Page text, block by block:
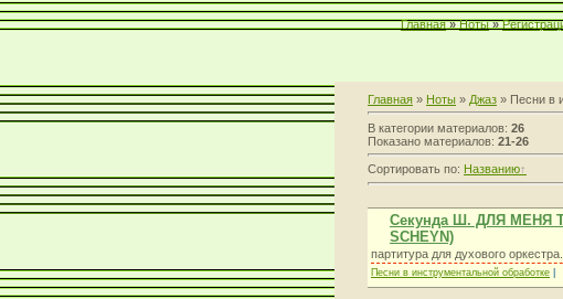
Главная » Ноты »
Главная » Ноты » Джаз » Песни в
В категории материалов: 26
Показано материалов: 21-26
Сортировать по: Названию
Секунда Ш. ДЛЯ МЕНЯ
SCHEYN)
партитура для духового
Песни в инструментальной обработке